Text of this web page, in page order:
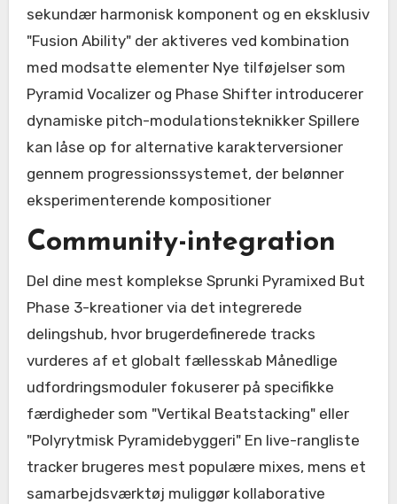
sekundær harmonisk komponent og en eksklusiv
"Fusion Ability" der aktiveres ved kombination
med modsatte elementer Nye tilføjelser som
Pyramid Vocalizer og Phase Shifter introducerer
dynamiske pitch-modulationsteknikker Spillere
kan låse op for alternative karakterversioner
gennem progressionssystemet, der belønner
eksperimenterende kompositioner
Community-integration
Del dine mest komplekse Sprunki Pyramixed But
Phase 3-kreationer via det integrerede
delingshub, hvor brugerdefinerede tracks
vurderes af et globalt fællesskab Månedlige
udfordringsmoduler fokuserer på specifikke
færdigheder som "Vertikal Beatstacking" eller
"Polyrytmisk Pyramidebyggeri" En live-rangliste
tracker brugeres mest populære mixes, mens et
samarbejdsværktøj muliggør kollaborative